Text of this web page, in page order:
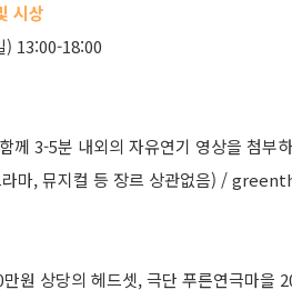
시상
) 13:00-18:00
께 3-5분 내외의 자유연기 영상을 첨부
라마, 뮤지컬 등 장르 상관없음) /
원 상당의 헤드셋, 극단 푸른연극마을